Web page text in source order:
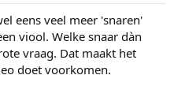
eens veel meer 'snaren'
viool. Welke snaar dàn
vraag. Dat maakt het
doet voorkomen.